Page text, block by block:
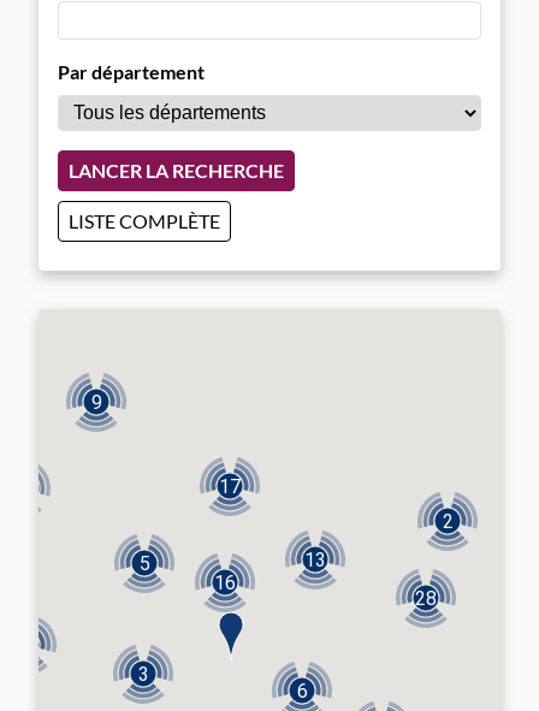
Par département
LANCER LA RECHERCHE
LISTE COMPLÈTE
28
16
17
13
9
5
6
2
3